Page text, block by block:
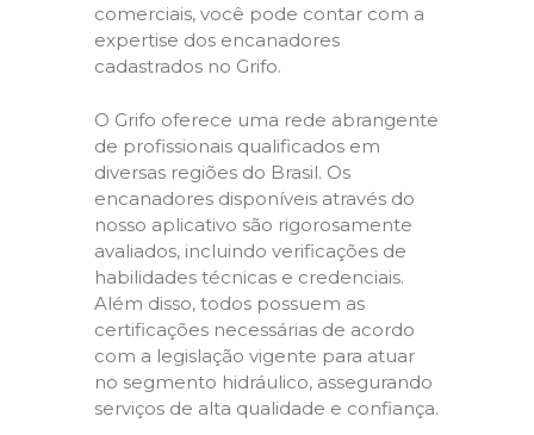
comerciais, você pode contar com a
expertise dos encanadores
cadastrados no Grifo.
O Grifo oferece uma rede abrangente
de profissionais qualificados em
diversas regiões do Brasil. Os
encanadores disponíveis através do
nosso aplicativo são rigorosamente
avaliados, incluindo verificações de
habilidades técnicas e credenciais.
Além disso, todos possuem as
certificações necessárias de acordo
com a legislação vigente para atuar
no segmento hidráulico, assegurando
serviços de alta qualidade e confiança.